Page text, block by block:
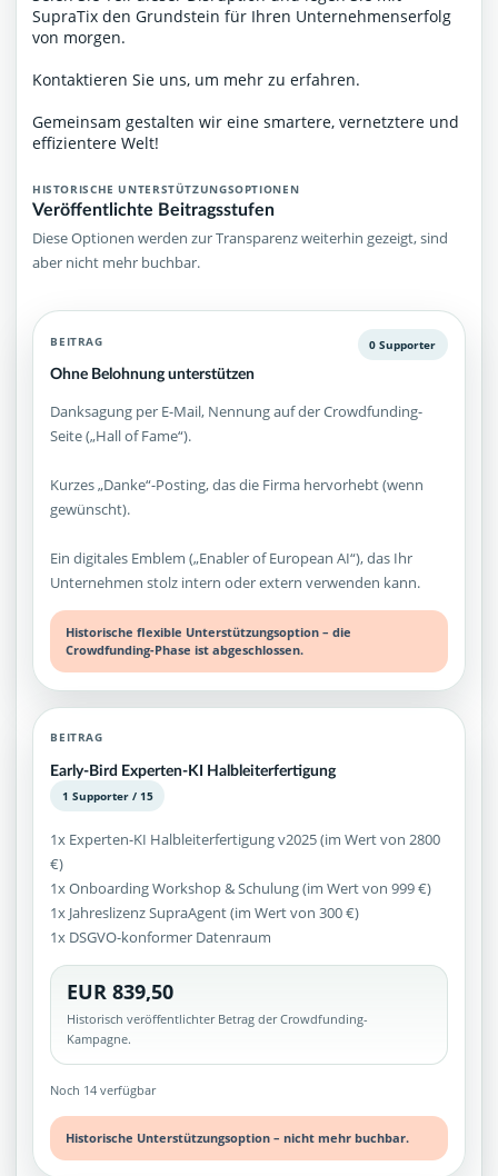
SupraTix den Grundstein für Ihren Unternehmenserfolg
von morgen.
Kontaktieren Sie uns, um mehr zu erfahren.
Gemeinsam gestalten wir eine smartere, vernetztere und
effizientere Welt!
HISTORISCHE UNTERSTÜTZUNGSOPTIONEN
Veröffentlichte Beitragsstufen
Diese Optionen werden zur Transparenz weiterhin gezeigt, sind
aber nicht mehr buchbar.
BEITRAG
Ohne Belohnung unterstützen
0 Supporter
Danksagung per E-Mail, Nennung auf der Crowdfunding-
Seite („Hall of Fame“).
Kurzes „Danke“-Posting, das die Firma hervorhebt (wenn
gewünscht).
Ein digitales Emblem („Enabler of European AI“), das Ihr
Unternehmen stolz intern oder extern verwenden kann.
Historische flexible Unterstützungsoption – die
Crowdfunding-Phase ist abgeschlossen.
BEITRAG
Early-Bird Experten-KI Halbleiterfertigung
1 Supporter / 15
1x Experten-KI Halbleiterfertigung v2025 (im Wert von 2800
€)
1x Onboarding Workshop & Schulung (im Wert von 999 €)
1x Jahreslizenz SupraAgent (im Wert von 300 €)
1x DSGVO-konformer Datenraum
EUR 839,50
Historisch veröffentlichter Betrag der Crowdfunding-
Kampagne.
Noch 14 verfügbar
Historische Unterstützungsoption – nicht mehr buchbar.